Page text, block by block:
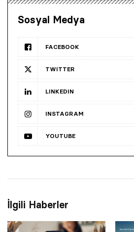
Sosyal Medya
FACEBOOK
TWITTER
LINKEDIN
INSTAGRAM
YOUTUBE
İlgili Haberler